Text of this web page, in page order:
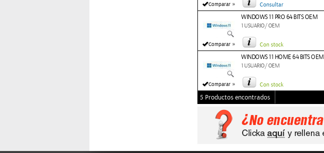
Comparar » Consultar
Comparar »
WINDOWS 11 PRO 64 BITS OEM
1 USUARIO/ OEM
Con stock
Comparar »
WINDOWS 11 HOME 64 BITS OEM
1 USUARIO/ OEM
Con stock
5 Productos encontrados